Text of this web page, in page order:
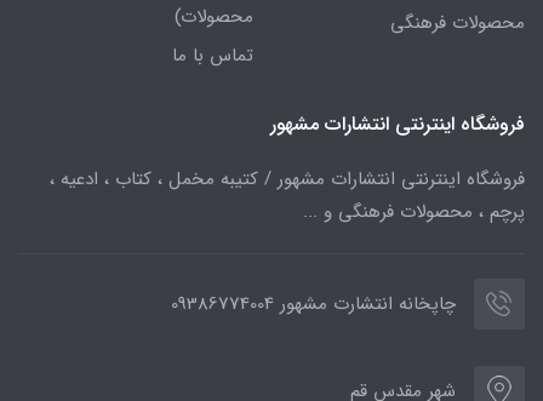
محصولات فرهنگی
محصولات)
تماس با ما
فروشگاه اینترنتی انتشارات مشهور
فروشگاه اینترنتی انتشارات مشهور / کتیبه مخمل ، کتاب ، ادعیه ،
پرچم ، محصولات فرهنگی و ...
چاپخانه انتشارت مشهور 09386774004
شهر مقدس قم